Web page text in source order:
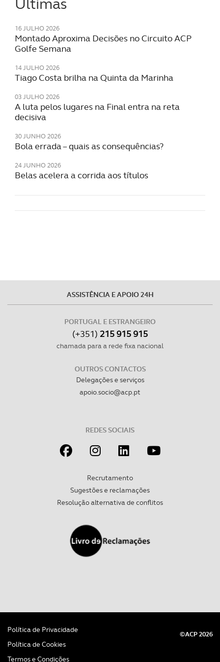
parceiros e organizações na UE e em países terceiros.
O ACP garantirá que as transferências internacionais de
dados pessoais serão realizadas apenas com o seu
necessário no contexto dos serviços a prestar.
tecnologias similares pode ter impacto na sua
experiência de navegação no Website e nos serviços
Consulte a política de cookies do site.
16 JULHO 2026
Montado Aproxima Decisões no Circuito ACP
Golfe Semana
14 JULHO 2026
Tiago Costa brilha na Quinta da Marinha
03 JULHO 2026
A luta pelos lugares na Final entra na reta
decisiva
30 JUNHO 2026
Bola errada – quais as consequências?
24 JUNHO 2026
Belas acelera a corrida aos títulos
ASSISTÊNCIA E APOIO 24H
PORTUGAL E ESTRANGEIRO
(+351) 215 915 915
chamada para a rede fixa nacional
OUTROS CONTACTOS
Delegações e serviços
apoio.socio@acp.pt
REDES SOCIAIS
Recrutamento
Sugestões e reclamações
Resolução alternativa de conflitos
Política de Privacidade
Política de Cookies
Termos e Condições
©ACP 2026